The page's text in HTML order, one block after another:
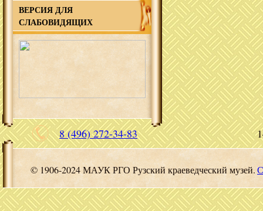
ВЕРСИЯ ДЛЯ
СЛАБОВИДЯЩИХ
8 (496) 272-34-83
© 1906-2024 МАУК РГО Рузский краеведческий музей.